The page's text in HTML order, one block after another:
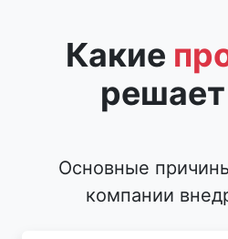
Какие
Основные
компании